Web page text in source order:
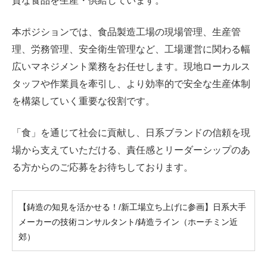
本ポジションでは、食品製造工場の現場管理、生産管
理、労務管理、安全衛生管理など、工場運営に関わる幅
広いマネジメント業務をお任せします。現地ローカルス
タッフや作業員を牽引し、より効率的で安全な生産体制
を構築していく重要な役割です。
「食」を通じて社会に貢献し、日系ブランドの信頼を現
場から支えていただける、責任感とリーダーシップのあ
る方からのご応募をお待ちしております。
【鋳造の知見を活かせる！/新工場立ち上げに参画】日系大手
メーカーの技術コンサルタント/鋳造ライン（ホーチミン近
郊）